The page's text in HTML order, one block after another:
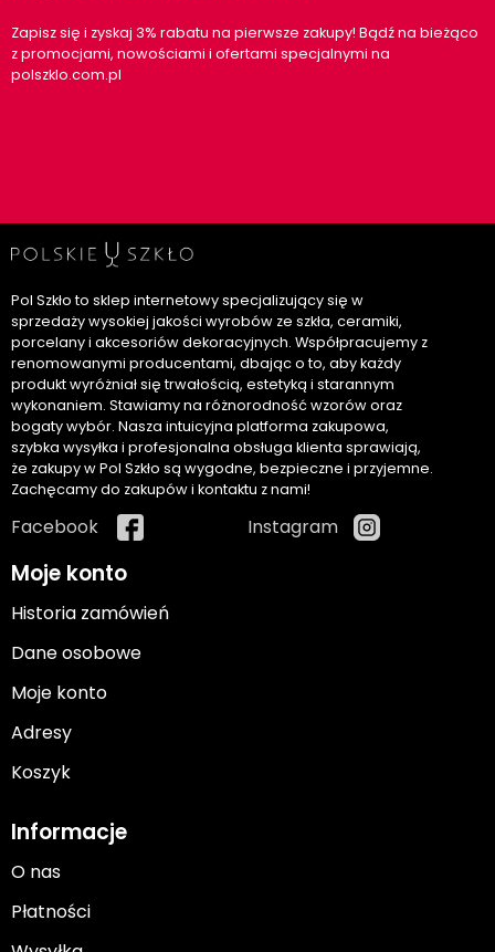
Zapisz się i zyskaj 3% rabatu na pierwsze zakupy! Bądź na bieżąco
z promocjami, nowościami i ofertami specjalnymi na
polszklo.com.pl
Pol Szkło to sklep internetowy specjalizujący się w
sprzedaży wysokiej jakości wyrobów ze szkła, ceramiki,
porcelany i akcesoriów dekoracyjnych. Współpracujemy z
renomowanymi producentami, dbając o to, aby każdy
produkt wyróżniał się trwałością, estetyką i starannym
wykonaniem. Stawiamy na różnorodność wzorów oraz
bogaty wybór. Nasza intuicyjna platforma zakupowa,
szybka wysyłka i profesjonalna obsługa klienta sprawiają,
że zakupy w Pol Szkło są wygodne, bezpieczne i przyjemne.
Zachęcamy do zakupów i kontaktu z nami!
Facebook Instagram
Moje konto
Historia zamówień
Dane osobowe
Moje konto
Adresy
Koszyk
Informacje
O nas
Płatności